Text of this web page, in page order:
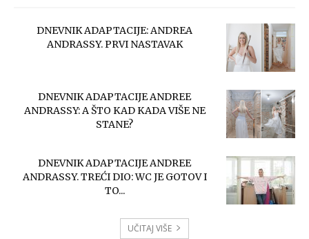
DNEVNIK ADAPTACIJE: ANDREA
ANDRASSY. PRVI NASTAVAK
DNEVNIK ADAPTACIJE ANDREE
ANDRASSY: A ŠTO KAD KADA VIŠE NE
STANE?
DNEVNIK ADAPTACIJE ANDREE
ANDRASSY. TREĆI DIO: WC JE GOTOV I
TO...
UČITAJ VIŠE